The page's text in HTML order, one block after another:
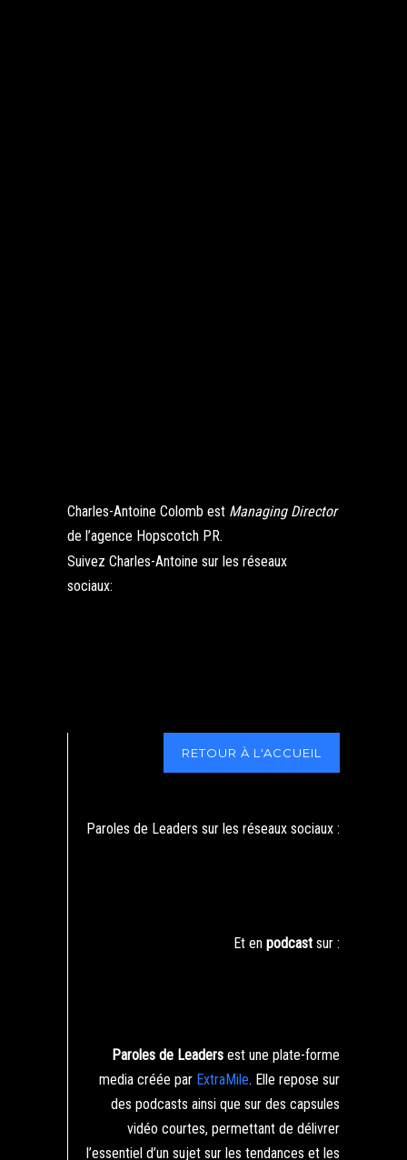
Charles-Antoine Colomb est Managing Director
de l’agence Hopscotch PR.
Suivez Charles-Antoine sur les réseaux
sociaux:
RETOUR À L'ACCUEIL
Paroles de Leaders sur les réseaux sociaux :
Et en podcast sur :
Paroles de Leaders est une plate-forme
media créée par ExtraMile. Elle repose sur
des podcasts ainsi que sur des capsules
vidéo courtes, permettant de délivrer
l’essentiel d’un sujet sur les tendances et les